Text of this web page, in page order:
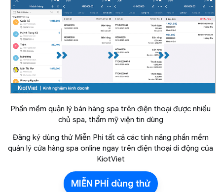
Phần mềm quản lý bán hàng spa trên điện thoại được nhiều
chủ spa, thẩm mỹ viện tin dùng
Đăng ký dùng thử Miễn Phí tất cả các tính năng phần mềm
quản lý cửa hàng spa online ngay trên điện thoại di động của
KiotViet
MIỄN PHÍ dùng thử